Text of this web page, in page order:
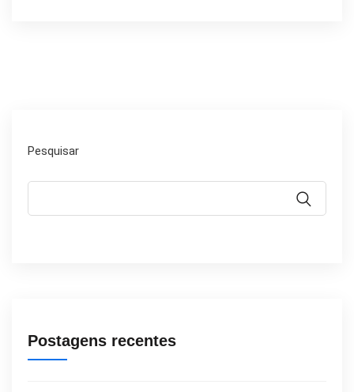
Pesquisar
Postagens recentes